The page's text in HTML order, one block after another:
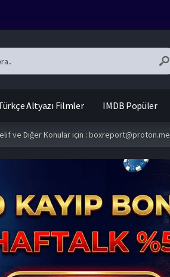
Altyazı Filmler IMDB Popüler
ve Diğer Konular için : boxreport@proton.me